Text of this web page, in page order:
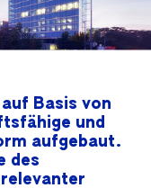
Basis von
und
aufgebaut.
des
relevanter